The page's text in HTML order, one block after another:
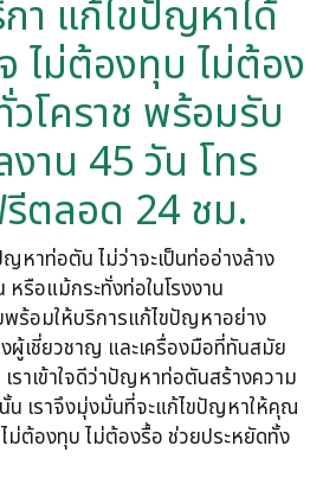
า แก้ไขปัญหาได้
ไม่ต้องทุบ ไม่ต้อง
โคราช พร้อมรับ
าน 45 วัน โทร
ตลอด 24 ชม.
าท่อตัน ไม่ว่าจะเป็นท่ออ่างล้าง
รือแม้กระทั่งท่อในโรงงาน
ร้อมให้บริการแก้ไขปัญหาอย่าง
ผู้เชี่ยวชาญ และเครื่องมือที่ทันสมัย
ราเข้าใจดีว่าปัญหาท่อตันสร้างความ
นั้น เราจึงมุ่งมั่นที่จะแก้ไขปัญหาให้คุณ
ม่ต้องทุบ ไม่ต้องรื้อ ช่วยประหยัดทั้ง